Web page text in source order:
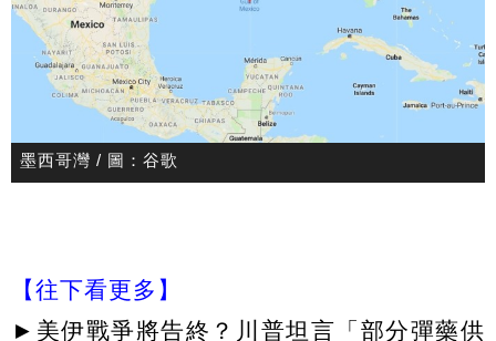
墨西哥灣 / 圖：谷歌
【往下看更多】
► 美伊戰爭將告終？川普坦言「部分彈藥供